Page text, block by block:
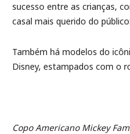
sucesso entre as crianças,
casal mais querido do
Também há modelos do
Disney, estampados com o
Copo Americano Mickey